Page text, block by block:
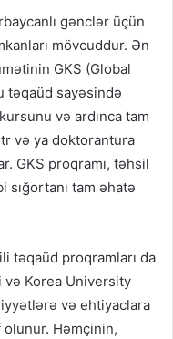
gənclər üçün
mövcuddur. Ən
GKS (Global
təqaüd sayəsində
və ardınca tam
və ya doktorantura
GKS proqramı, təhsil
sığortanı tam əhatə
təqaüd proqramları da
və Korea University
və ehtiyaclara
Həmçinin,